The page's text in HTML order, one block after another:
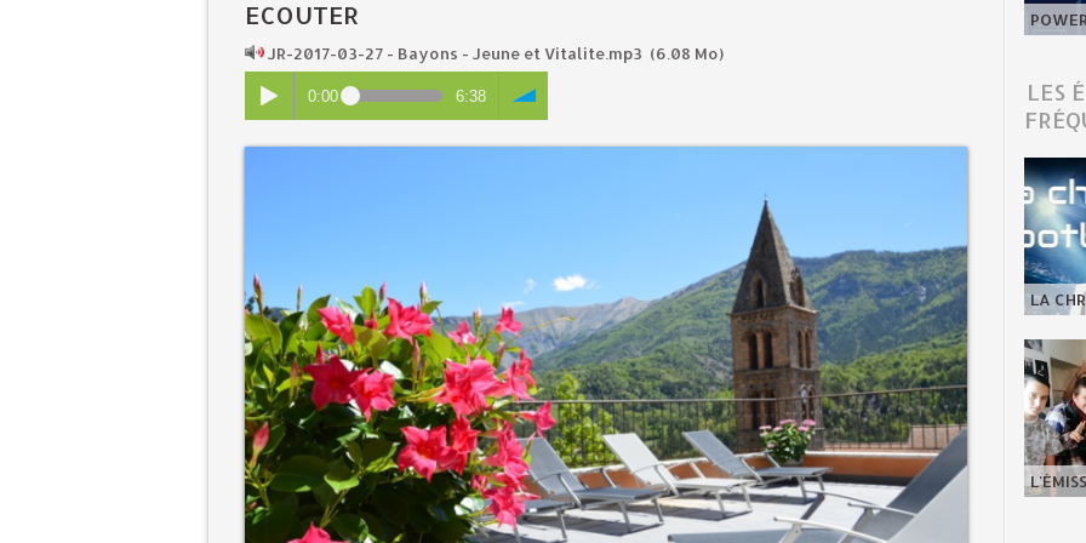
ECOUTER
JR-2017-03-27 - Bayons - Jeune et Vitalite.mp3 (6.08 Mo)
0:00 6:38
LES
LA